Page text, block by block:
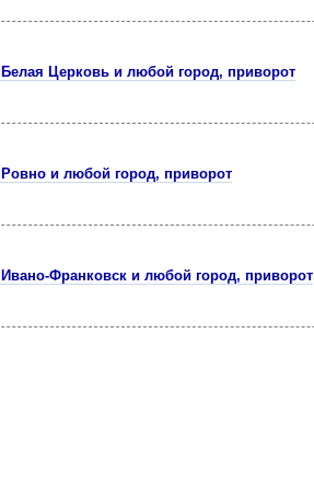
Церковь и любой город, приворот
и любой город, приворот
Франковск и любой город, приворот